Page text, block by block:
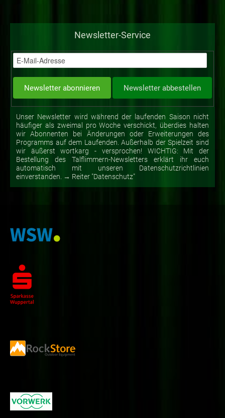
Newsletter-Service
Unser Newsletter wird während der laufenden Saison nicht
häufiger als zweimal pro Woche verschickt, überdies halten
wir Abonnenten bei Änderungen oder Erweiterungen des
Programms auf dem Laufenden. Außerhalb der Spielzeit sind
wir äußerst wortkarg - versprochen! WICHTIG: Mit der
Bestellung des Talflimmern-Newsletters erklärt ihr euch
automatisch mit unseren Datenschutzrichtlinien
einverstanden. → Reiter "Datenschutz"